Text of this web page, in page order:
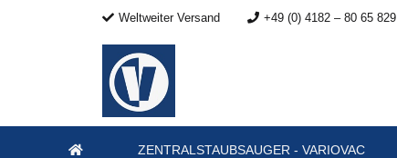
Weltweiter Versand +49 (0) 4182 – 80 65 829
ZENTRALSTAUBSAUGER - VARIOVAC